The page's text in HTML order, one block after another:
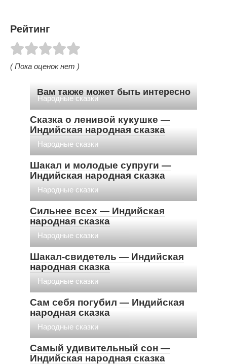
Рейтинг
( Пока оценок нет )
Вам также может быть интересно
Народные сказки
Сказка о ленивой кукушке —
Индийская народная сказка
Народные сказки
Шакал и молодые супруги —
Индийская народная сказка
Народные сказки
Сильнее всех — Индийская
народная сказка
Народные сказки
Шакал-свидетель — Индийская
народная сказка
Народные сказки
Сам себя погубил — Индийская
народная сказка
Народные сказки
Самый удивительный сон —
Индийская народная сказка